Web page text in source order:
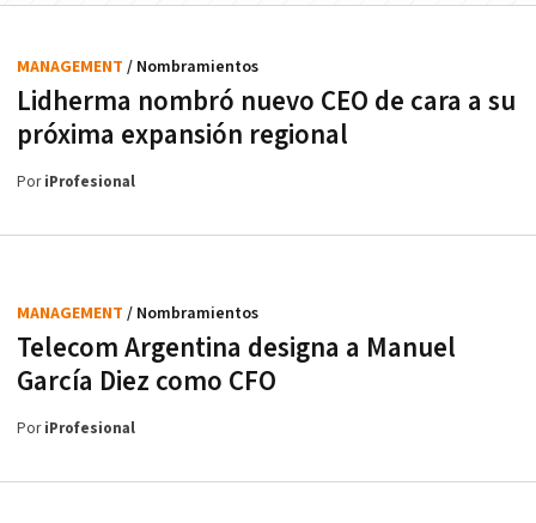
Lidherma nombró nuevo CEO de cara a su
próxima expansión regional
MANAGEMENT / Nombramientos
PoriProfesional
Telecom Argentina designa a Manuel
García Diez como CFO
MANAGEMENT / Nombramientos
PoriProfesional